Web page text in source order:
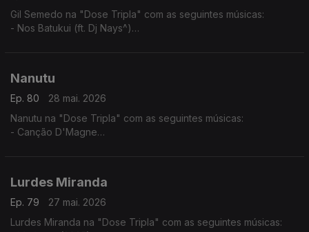
Gil Semedo na "Dose Tripla" com as seguintes músicas:
- Nos Batukui (ft. Dj Nays^)
Nanutu
Ep. 80
28 mai. 2026
Nanutu na "Dose Tripla" com as seguintes músicas:
- Canção D'Magne
Lurdes Miranda
Ep. 79
27 mai. 2026
Lurdes Miranda na "Dose Tripla" com as seguintes músicas: